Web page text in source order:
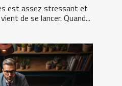
est assez stressant et
de se lancer. Quand...